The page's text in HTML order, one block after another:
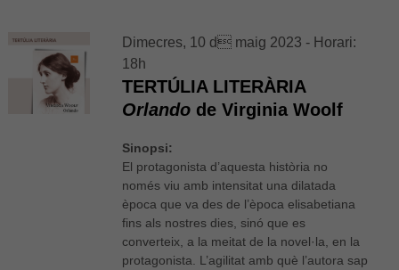
Dimecres, 10 d maig 2023 - Horari:
18h
TERTÚLIA LITERÀRIA
Orlando de Virginia Woolf
Sinopsi:
El protagonista d’aquesta història no
només viu amb intensitat una dilatada
època que va des de l’època elisabetiana
fins als nostres dies, sinó que es
converteix, a la meitat de la novel·la, en la
protagonista. L’agilitat amb què l’autora sap